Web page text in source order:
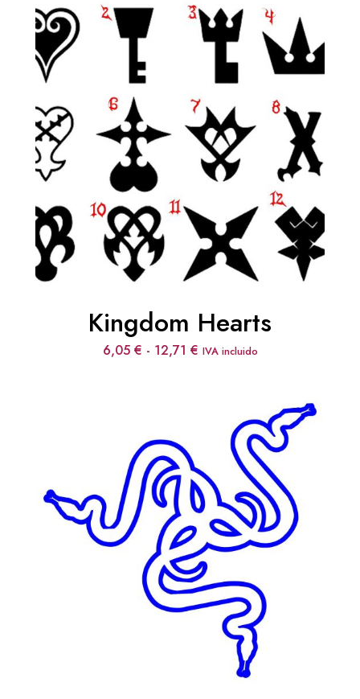
desde
6,05 €
12,71 €
Kingdom Hearts
6,05 € - 12,71 €Rango
6,05 €
12,71 €
IVA incluido